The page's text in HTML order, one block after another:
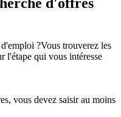
d'offres
?Vous trouverez les
l'étape qui vous intéresse
vous devez saisir au moins